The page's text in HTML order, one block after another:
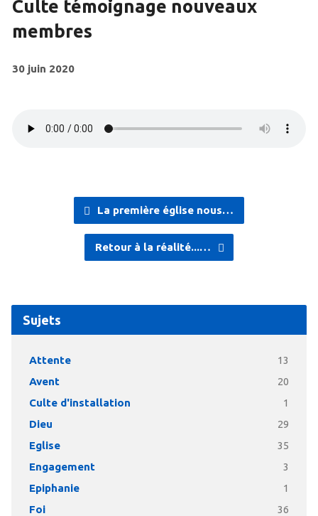
Culte témoignage nouveaux
membres
30 juin 2020
La première église nous…
Retour à la réalité...…
Sujets
Attente 13
Avent 20
Culte d'installation 1
Dieu 29
Eglise 35
Engagement 3
Epiphanie 1
Foi 36